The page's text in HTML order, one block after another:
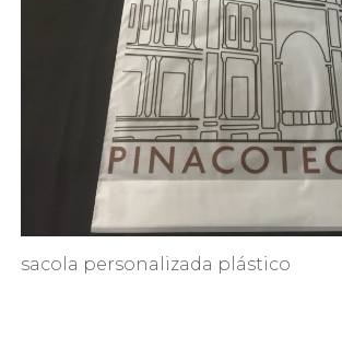
sacola personalizada plástico